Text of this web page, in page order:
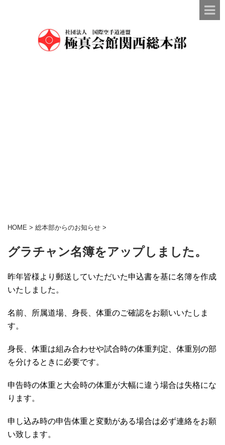
HOME > 総本部からのお知らせ >
グラチャン名簿をアップしました。
昨年皆様より郵送していただいた申込書を基に名簿を作成
いたしました。
名前、所属道場、身長、体重のご確認をお願いいたしま
す。
身長、体重は組み合わせや試合時の体重判定、体重別の部
を分けるときに必要です。
申告時の体重と大会時の体重が大幅に違う場合は失格にな
ります。
申し込み時の申告体重と変動がある場合は必ず連絡をお願
い致します。